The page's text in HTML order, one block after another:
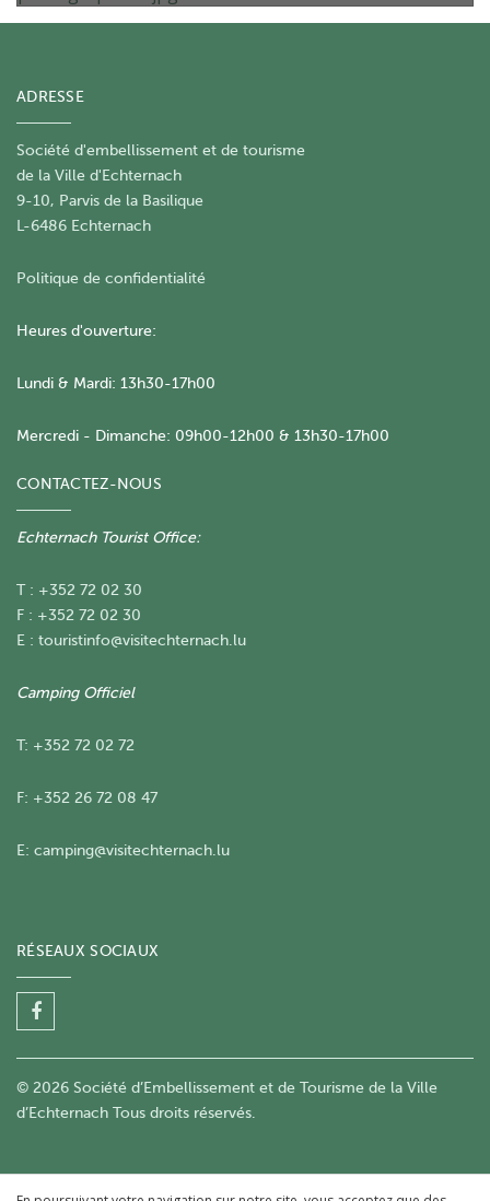
ADRESSE
Société d'embellissement et de tourisme
​de la Ville d'Echternach
9-10, Parvis de la Basilique
L-6486 Echternach
Politique de confidentialité
Heures d'ouverture:
Lundi & Mardi: 13h30-17h00
Mercredi - Dimanche: 09h00-12h00 & 13h30-17h00
CONTACTEZ-NOUS
Echternach Tourist Office:
T : +352 72 02 30
F : +352 72 02 30
E : touristinfo@visitechternach.lu
Camping Officiel
T: +352 72 02 72
F: +352 26 72 08 47
E: camping@visitechternach.lu
RÉSEAUX SOCIAUX
© 2026 Société d’Embellissement et de Tourisme de la Ville
d’Echternach Tous droits réservés.